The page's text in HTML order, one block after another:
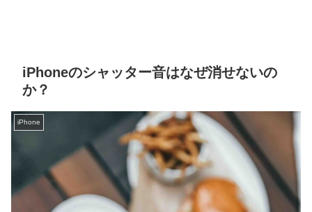
iPhoneのシャッター音はなぜ消せないの
か？
iPhone